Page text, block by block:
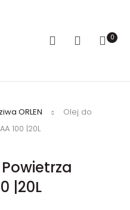
0
ORLEN
Olej do
100 |20L
|20L